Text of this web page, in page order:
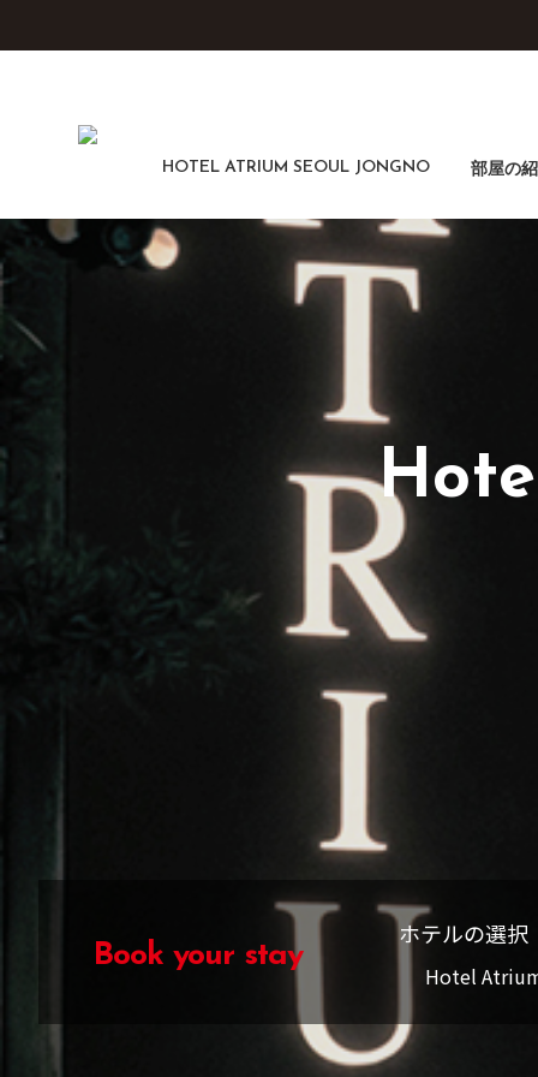
HOTEL ATRIUM SEOUL JONGNO 部屋の
Hotel Atrium Seoul Jongno
部屋の紹介
レストラン
宴会場
パートナーシップ
Book your stay
ホテルの選択
Hotel